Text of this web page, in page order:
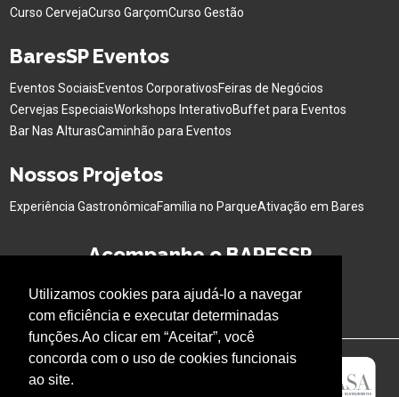
Utilizamos cookies para ajudá-lo a navegar
com eficiência e executar determinadas
funções.Ao clicar em “Aceitar”, você
concorda com o uso de cookies funcionais
ao site.
Curso CervejaCurso GarçomCurso Gestão
BaresSP Eventos
Eventos SociaisEventos CorporativosFeiras de Negócios
Cervejas EspeciaisWorkshops InterativoBuffet para Eventos
Bar Nas AlturasCaminhão para Eventos
Nossos Projetos
Experiência GastronômicaFamília no ParqueAtivação em Bares
Acompanhe o BARESSP